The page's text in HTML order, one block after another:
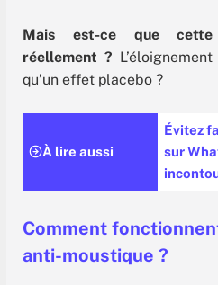
Mais est-ce que cette
réellement ?
qu’un effet placebo ?
À lire aussi
Évitez
sur
Comment
anti-moustique ?